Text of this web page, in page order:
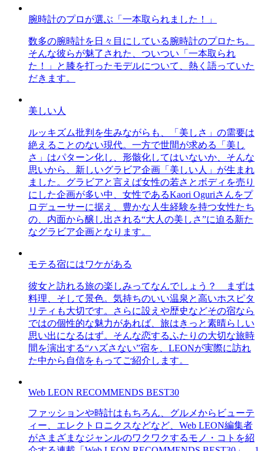
腕時計のプロが選ぶ「一本取られました！」
数多の腕時計を日々目にしている腕時計のプロたち。
そんな彼らが魅了された、ついつい「一本取られ
た！」と膝を打ったモデルについて、熱く語っていた
だきます。
美しい人
ルッキズム批判を生みながらも、「美しさ」の需要は
絶えることのない現代。一方で世間が求める「美し
さ」はパターン化し、形骸化してはいないか、そんな
思いから、新しいグラビア企画「美しい人」が生まれ
ました。グラビアと言えば女性の若さとボディを売り
にした企画が多い中、女性であるKaori Oguriさんをプ
ロデューサーに据え、豊かな人生経験を持つ女性たち
の、内面から醸し出される“大人の美しさ”に迫る新た
なグラビア企画となります。
モテる宿にはワケがある
彼女と訪れる旅の楽しみってなんでしょう？ まずは
料理、そして景色。気持ちのいい温泉と高いホスピタ
リティも大切です。さらに設えや歴史などその宿なら
ではの個性的な魅力があれば、旅はきっと素晴らしい
思い出になるはず。そんな恋するふたりの大切な旅時
間を演出する“ハズさない”宿を、LEONが実際に訪れ
た中から自信をもってご紹介します。
Web LEON RECOMMENDS BEST30
ファッションや時計はもちろん、グルメからビューテ
ィー、エレクトロニクスなどなど、Web LEON編集者
がさまざまなジャンルのワクワクするモノ・コトを紹